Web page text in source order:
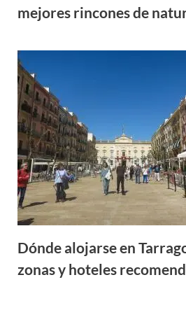
mejores rincones de
Dónde alojarse en
zonas y hoteles